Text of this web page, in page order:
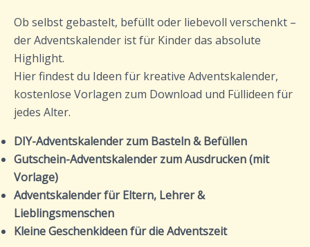
Ob selbst gebastelt, befüllt oder liebevoll verschenkt –
der Adventskalender ist für Kinder das absolute
Highlight.
Hier findest du Ideen für kreative Adventskalender,
kostenlose Vorlagen zum Download und Füllideen für
jedes Alter.
DIY-Adventskalender zum Basteln & Befüllen
Gutschein-Adventskalender zum Ausdrucken (mit
Vorlage)
Adventskalender für Eltern, Lehrer &
Lieblingsmenschen
Kleine Geschenkideen für die Adventszeit